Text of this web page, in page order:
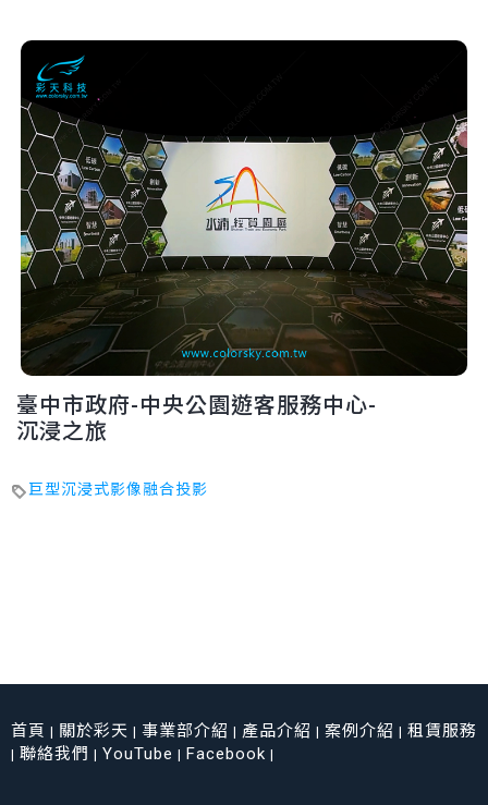
臺中市政府-中央公園遊客服務中心-
沉浸之旅
巨型沉浸式影像融合投影
首頁 | 關於彩天 | 事業部介紹 | 產品介紹 | 案例介紹 | 租賃服務
| 聯絡我們 | YouTube | Facebook |